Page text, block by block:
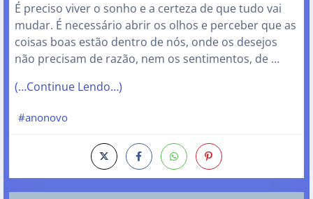
É preciso viver o sonho e a certeza de que tudo vai
mudar. É necessário abrir os olhos e perceber que as
coisas boas estão dentro de nós, onde os desejos
não precisam de razão, nem os sentimentos, de …
(…Continue Lendo…)
#anonovo